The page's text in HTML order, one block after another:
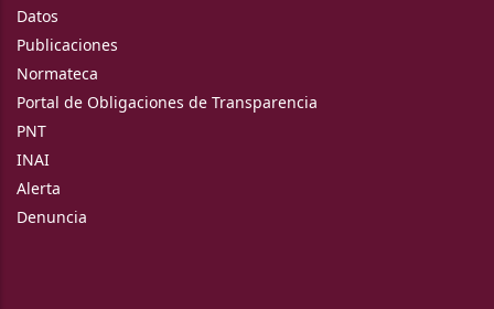
Datos
Publicaciones
Normateca
Portal de Obligaciones de Transparencia
PNT
INAI
Alerta
Denuncia